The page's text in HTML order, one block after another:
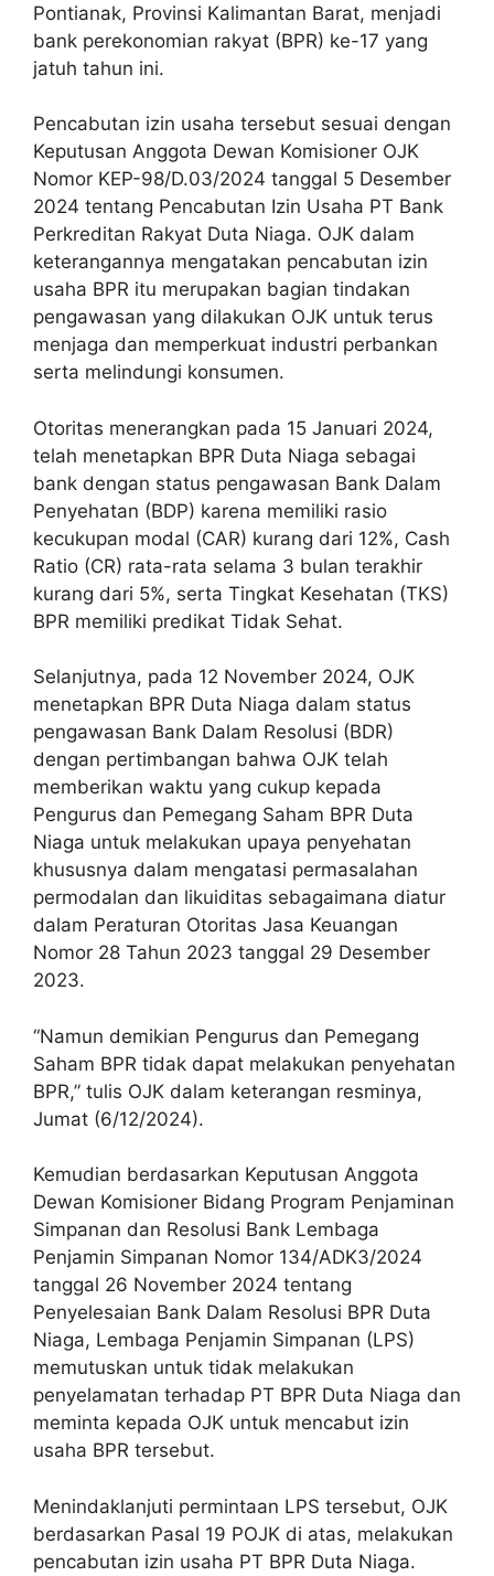
Pontianak, Provinsi Kalimantan Barat, menjadi
bank perekonomian rakyat (BPR) ke-17 yang
jatuh tahun ini.
Pencabutan izin usaha tersebut sesuai dengan
Keputusan Anggota Dewan Komisioner OJK
Nomor KEP-98/D.03/2024 tanggal 5 Desember
2024 tentang Pencabutan Izin Usaha PT Bank
Perkreditan Rakyat Duta Niaga. OJK dalam
keterangannya mengatakan pencabutan izin
usaha BPR itu merupakan bagian tindakan
pengawasan yang dilakukan OJK untuk terus
menjaga dan memperkuat industri perbankan
serta melindungi konsumen.
Otoritas menerangkan pada 15 Januari 2024,
telah menetapkan BPR Duta Niaga sebagai
bank dengan status pengawasan Bank Dalam
Penyehatan (BDP) karena memiliki rasio
kecukupan modal (CAR) kurang dari 12%, Cash
Ratio (CR) rata-rata selama 3 bulan terakhir
kurang dari 5%, serta Tingkat Kesehatan (TKS)
BPR memiliki predikat Tidak Sehat.
Selanjutnya, pada 12 November 2024, OJK
menetapkan BPR Duta Niaga dalam status
pengawasan Bank Dalam Resolusi (BDR)
dengan pertimbangan bahwa OJK telah
memberikan waktu yang cukup kepada
Pengurus dan Pemegang Saham BPR Duta
Niaga untuk melakukan upaya penyehatan
khususnya dalam mengatasi permasalahan
permodalan dan likuiditas sebagaimana diatur
dalam Peraturan Otoritas Jasa Keuangan
Nomor 28 Tahun 2023 tanggal 29 Desember
2023.
“Namun demikian Pengurus dan Pemegang
Saham BPR tidak dapat melakukan penyehatan
BPR,” tulis OJK dalam keterangan resminya,
Jumat (6/12/2024).
Kemudian berdasarkan Keputusan Anggota
Dewan Komisioner Bidang Program Penjaminan
Simpanan dan Resolusi Bank Lembaga
Penjamin Simpanan Nomor 134/ADK3/2024
tanggal 26 November 2024 tentang
Penyelesaian Bank Dalam Resolusi BPR Duta
Niaga, Lembaga Penjamin Simpanan (LPS)
memutuskan untuk tidak melakukan
penyelamatan terhadap PT BPR Duta Niaga dan
meminta kepada OJK untuk mencabut izin
usaha BPR tersebut.
Menindaklanjuti permintaan LPS tersebut, OJK
berdasarkan Pasal 19 POJK di atas, melakukan
pencabutan izin usaha PT BPR Duta Niaga.